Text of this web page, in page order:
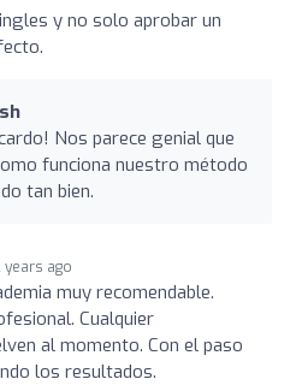
y no solo aprobar un
Nos parece genial que
funciona nuestro método
tan bien.
years ago
muy recomendable.
Cualquier
al momento. Con el paso
los resultados.